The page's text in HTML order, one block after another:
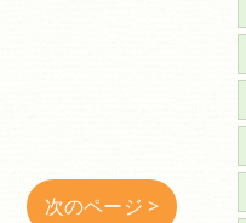
次のページ >